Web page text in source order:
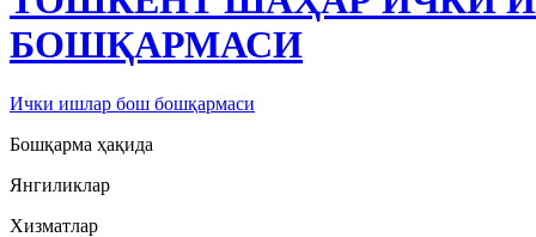
БОШҚАРМАСИ
Ички ишлар бош бошқармаси
Бошқарма ҳақида
Янгиликлар
Хизматлар